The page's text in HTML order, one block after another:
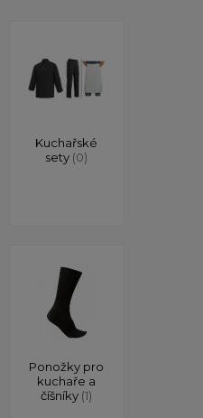
Kuchařské
sety (0)
Ponožky pro
kuchaře a
číšníky (1)